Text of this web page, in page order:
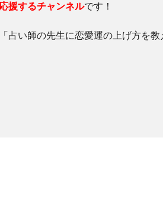
援するチャンネルです！
占い師の先生に恋愛運の上げ方を教